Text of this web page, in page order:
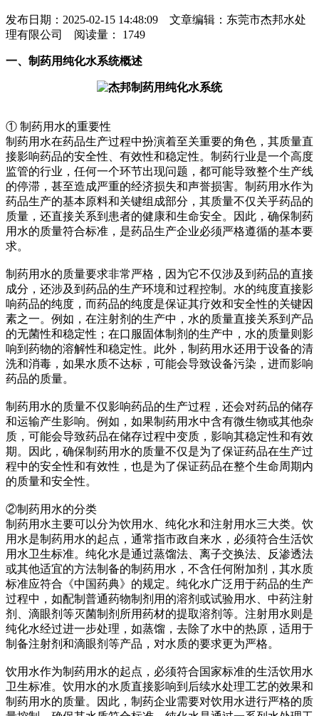
发布日期：2025-02-15 14:48:09 文章编辑：东莞市杰邦水处
理有限公司 阅读量： 1749
一、制药用纯化水系统概述
① 制药用水的重要性
制药用水在药品生产过程中扮演着至关重要的角色，其质量直
接影响药品的安全性、有效性和稳定性。制药行业是一个高度
监管的行业，任何一个环节出现问题，都可能导致整个生产线
的停滞，甚至造成严重的经济损失和声誉损害。制药用水作为
药品生产的基本原料和关键组成部分，其质量不仅关乎药品的
质量，还直接关系到患者的健康和生命安全。因此，确保制药
用水的质量符合标准，是药品生产企业必须严格遵循的基本要
求。
制药用水的质量要求非常严格，因为它不仅涉及到药品的直接
成分，还涉及到药品的生产环境和过程控制。水的纯度直接影
响药品的纯度，而药品的纯度是保证其疗效和安全性的关键因
素之一。例如，在注射剂的生产中，水的质量直接关系到产品
的无菌性和稳定性；在口服固体制剂的生产中，水的质量则影
响到药物的溶解性和稳定性。此外，制药用水还用于设备的清
洗和消毒，如果水质不达标，可能会导致设备污染，进而影响
药品的质量。
制药用水的质量不仅影响药品的生产过程，还会对药品的储存
和运输产生影响。例如，如果制药用水中含有微生物或其他杂
质，可能会导致药品在储存过程中变质，影响其稳定性和有效
期。因此，确保制药用水的质量不仅是为了保证药品在生产过
程中的安全性和有效性，也是为了保证药品在整个生命周期内
的质量和安全性。
②制药用水的分类
制药用水主要可以分为饮用水、纯化水和注射用水三大类。饮
用水是制药用水的起点，通常指市政自来水，必须符合生活饮
用水卫生标准。纯化水是通过蒸馏法、离子交换法、反渗透法
或其他适宜的方法制备的制药用水，不含任何附加剂，其水质
标准应符合《中国药典》的规定。纯化水广泛用于药品的生产
过程中，如配制普通药物制剂用的溶剂或试验用水、中药注射
剂、滴眼剂等灭菌制剂所用药材的提取溶剂等。注射用水则是
纯化水经过进一步处理，如蒸馏，去除了水中的热原，适用于
制备注射剂和滴眼剂等产品，对水质的要求更为严格。
饮用水作为制药用水的起点，必须符合国家标准的生活饮用水
卫生标准。饮用水的水质直接影响到后续水处理工艺的效果和
制药用水的质量。因此，制药企业需要对饮用水进行严格的质